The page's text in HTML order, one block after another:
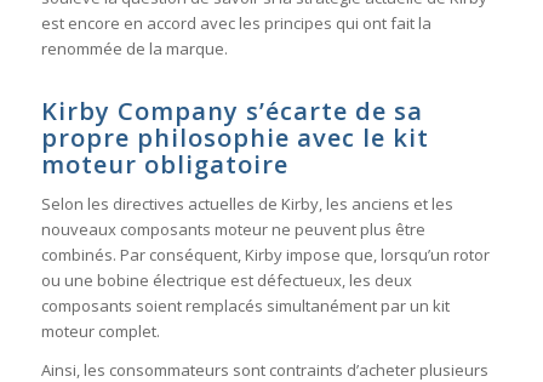
est encore en accord avec les principes qui ont fait la
renommée de la marque.
Kirby Company s’écarte de sa
propre philosophie avec le kit
moteur obligatoire
Selon les directives actuelles de Kirby, les anciens et les
nouveaux composants moteur ne peuvent plus être
combinés. Par conséquent, Kirby impose que, lorsqu’un rotor
ou une bobine électrique est défectueux, les deux
composants soient remplacés simultanément par un kit
moteur complet.
Ainsi, les consommateurs sont contraints d’acheter plusieurs